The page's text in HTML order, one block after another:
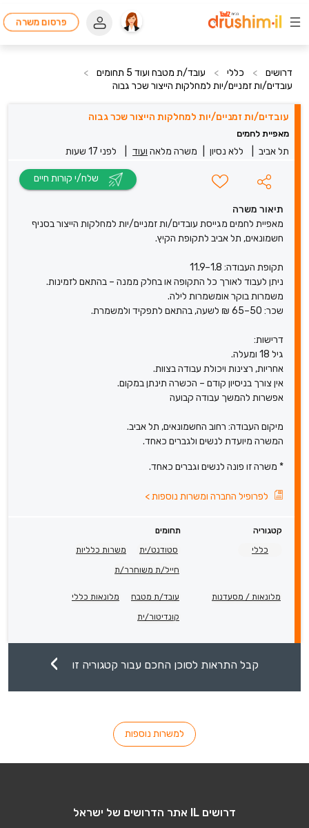
פרסום משרה
דרושים > כללי > עובד/ת מטבח ועוד 5 תחומים
>
עובדים/ות זמניים/יות למחלקות הייצור שכר גבוה
עובדים/ות זמניים/יות למחלקות הייצור שכר גבוה
מאפיית לחמים
תל אביב ללא נסיון משרה מלאה ועוד לפני 17 שעות
תיאור משרה
מאפיית לחמים מגייסת עובדים/ות זמניים/יות למחלקות הייצור בסניף
חשמונאים, תל אביב לתקופת הקיץ.
תקופת העבודה: 1.8–11.9
ניתן לעבוד לאורך כל התקופה או בחלק ממנה – בהתאם לזמינות.
משמרות בוקר אומשמרות לילה.
שכר: 50–65 ₪ לשעה, בהתאם לתפקיד ולמשמרת.
דרישות:
גיל 18 ומעלה.
אחריות, רצינות ויכולת עבודה בצוות.
אין צורך בניסיון קודם – הכשרה תינתן במקום.
אפשרות להמשך עבודה קבועה
מיקום העבודה: רחוב החשמונאים, תל אביב.
המשרה מיועדת לנשים ולגברים כאחד.
* משרה זו פונה לנשים וגברים כאחד.
לפרופיל החברה ומשרות נוספות>
קטגוריה
תחומים
כללי
סטודנט/ית משרות כלליות
חייל/ת משוחרר/ת
מלונאות / מסעדנות עובד/ת מטבח מלונאות כללי
קונדיטור/ית
קבל התראות לסוכן החכם עבור קטגוריה זו
למשרות נוספות
דרושים IL אתר הדרושים של ישראל